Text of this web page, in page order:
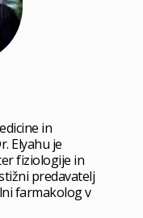
in
Elyahu je
fiziologije in
predavatelj
farmakolog v